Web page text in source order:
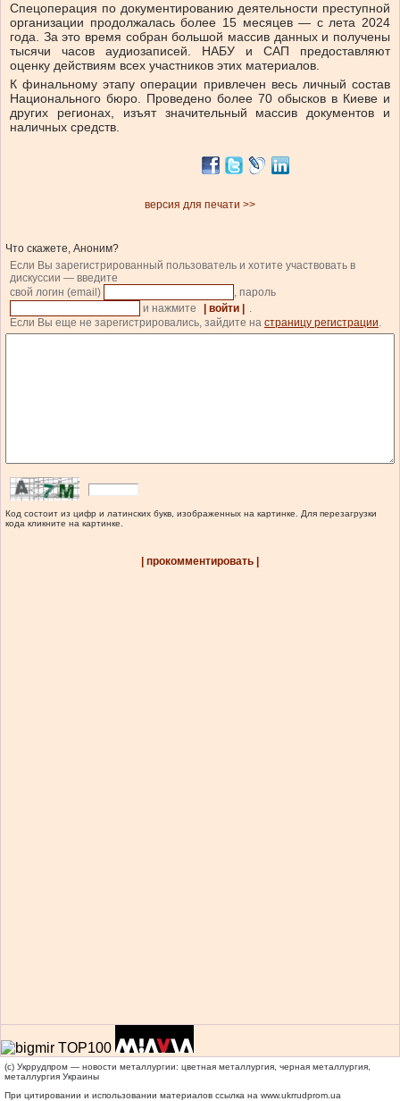
Спецоперация по документированию деятельности преступной
организации продолжалась более 15 месяцев — с лета 2024
года. За это время собран большой массив данных и получены
тысячи часов аудиозаписей. НАБУ и САП предоставляют
оценку действиям всех участников этих материалов.
К финальному этапу операции привлечен весь личный состав
Национального бюро. Проведено более 70 обысков в Киеве и
других регионах, изъят значительный массив документов и
наличных средств.
версия для печати >>
Что скажете, Аноним?
Если Вы зарегистрированный пользователь и хотите участвовать в
дискуссии — введите
свой логин (email)
, пароль
и нажмите
| войти |
.
Если Вы еще не зарегистрировались, зайдите на страницу регистрации.
Код состоит из цифр и латинских букв, изображенных на картинке. Для перезагрузки
кода кликните на картинке.
| прокомментировать |
(c) Укррудпром — новости металлургии: цветная металлургия, черная металлургия,
металлургия Украины
При цитировании и использовании материалов ссылка на www.ukrrudprom.ua